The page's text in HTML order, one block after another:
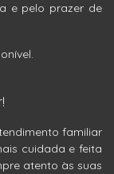
e pelo prazer de
familiar
cuidada e feita
atento às suas